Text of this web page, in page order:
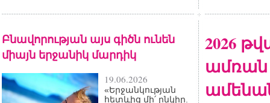
Բնավորության այս գիծն ունեն
միայն երջանիկ մարդիկ
19.06.2026
«Երջանկության
հետևից մի՛ ընկիր.
2026
ամռան